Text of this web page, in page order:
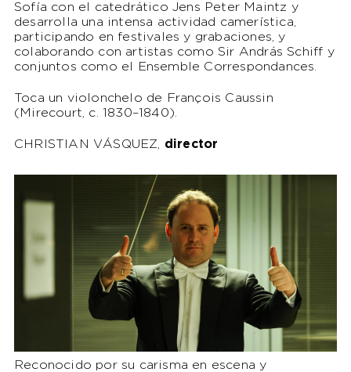
Sofía con el catedrático Jens Peter Maintz y
desarrolla una intensa actividad camerística,
participando en festivales y grabaciones, y
colaborando con artistas como Sir András Schiff y
conjuntos como el Ensemble Correspondances.
Toca un violonchelo de François Caussin
(Mirecourt, c. 1830–1840).
CHRISTIAN VÁSQUEZ, director
Reconocido por su carisma en escena y